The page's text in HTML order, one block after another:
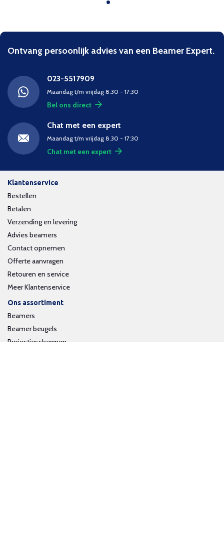
Ontvang persoonlijk advies van een Beamer Expert.
023-5517909
Maandag t/m vrijdag 8.30 - 17:30
Bel ons direct
Chat met een expert
Maandag t/m vrijdag 8.30 - 17:30
Chat met een expert
Klantenservice
Bestellen
Betalen
Verzending en levering
Advies beamers
Contact opnemen
Offerte aanvragen
Retouren en service
Meer Klantenservice
Ons assortiment
Beamers
Beamer beugels
Projectieschermen